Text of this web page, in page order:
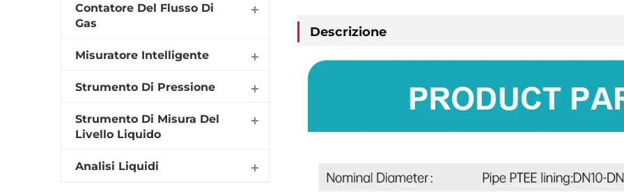
Contatore Del Flusso Di
Gas
Misuratore Intelligente
Strumento Di Pressione
Strumento Di Misura Del
Livello Liquido
Analisi Liquidi
Descrizione